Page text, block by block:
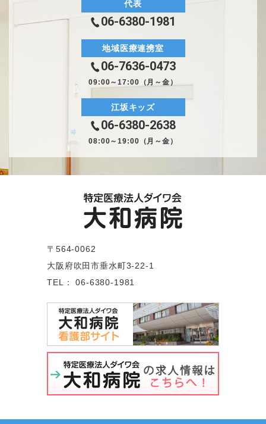
代表
06-6380-1981
地域医療連携室
06-7636-0473
09:00～17:00（月～金）
江坂キッズ
06-6380-2638
08:00～19:00（月～金）
〒564-0062
大阪府吹田市垂水町3-22-1
TEL： 06-6380-1981